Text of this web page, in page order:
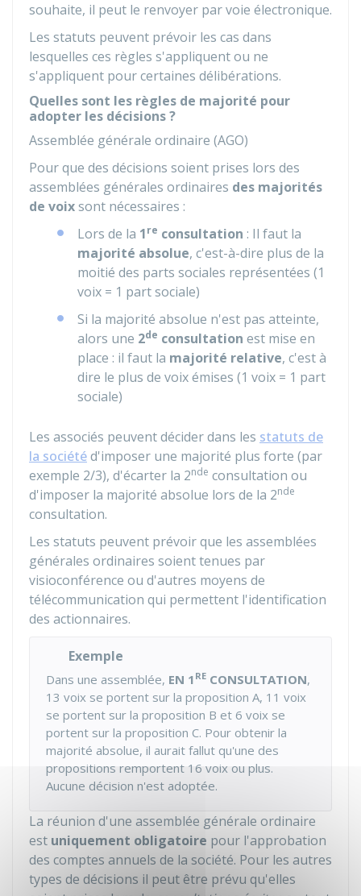
souhaite, il peut le renvoyer par voie électronique.
Les statuts peuvent prévoir les cas dans
lesquelles ces règles s'appliquent ou ne
s'appliquent pour certaines délibérations.
Quelles sont les règles de majorité pour
adopter les décisions ?
Assemblée générale ordinaire (AGO)
Pour que des décisions soient prises lors des
assemblées générales ordinaires des majorités
de voixsont nécessaires :
Lors de la 1re consultation : Il faut la
majorité absolue, c'est-à-dire plus de la
moitié des parts sociales représentées (1
voix = 1 part sociale)
Si la majorité absolue n'est pas atteinte,
alors une 2de consultation est mise en
place : il faut la majorité relative, c'est à
dire le plus de voix émises (1 voix = 1 part
sociale)
Les associés peuvent décider dans les statuts de
la sociétéd'imposer une majorité plus forte (par
exemple 2/3), d'écarter la 2nde consultation ou
d'imposer la majorité absolue lors de la 2nde
consultation.
Les statuts peuvent prévoir que les assemblées
générales ordinaires soient tenues par
visioconférence ou d'autres moyens de
télécommunication qui permettent l'identification
des actionnaires.
Exemple
Dans une assemblée, EN 1 RE CONSULTATION,
13 voix se portent sur la proposition A, 11 voix
se portent sur la proposition B et 6 voix se
portent sur la proposition C. Pour obtenir la
majorité absolue, il aurait fallut qu'une des
propositions remportent 16 voix ou plus.
Aucune décision n'est adoptée.
La réunion d'une assemblée générale ordinaire
est uniquement obligatoire pour l'approbation
des comptes annuels de la société. Pour les autres
types de décisions il peut être prévu qu'elles